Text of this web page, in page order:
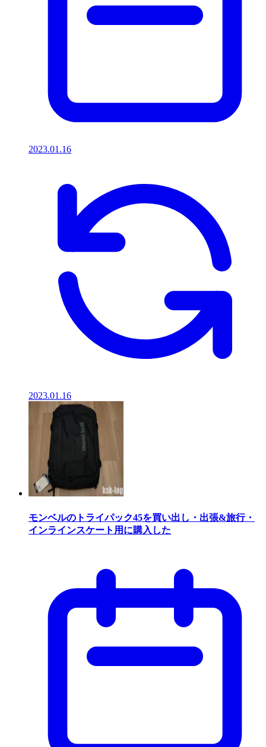
2023.01.16
2023.01.16
モンベルのトライパック45を買い出し・出張&旅行・
インラインスケート用に購入した